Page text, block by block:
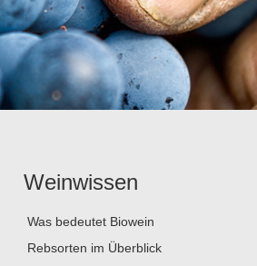
Weinwissen
Was bedeutet Biowein
Rebsorten im Überblick